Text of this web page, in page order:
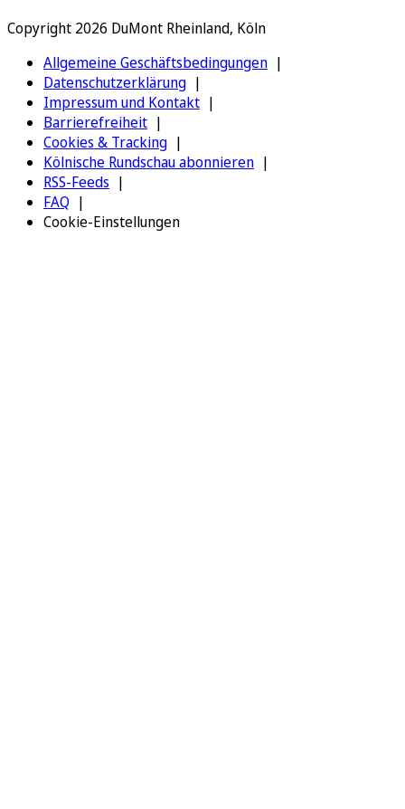
Copyright 2026 DuMont Rheinland, Köln
Allgemeine Geschäftsbedingungen
Datenschutzerklärung
Impressum und Kontakt
Barrierefreiheit
Cookies & Tracking
Kölnische Rundschau abonnieren
RSS-Feeds
FAQ
Cookie-Einstellungen